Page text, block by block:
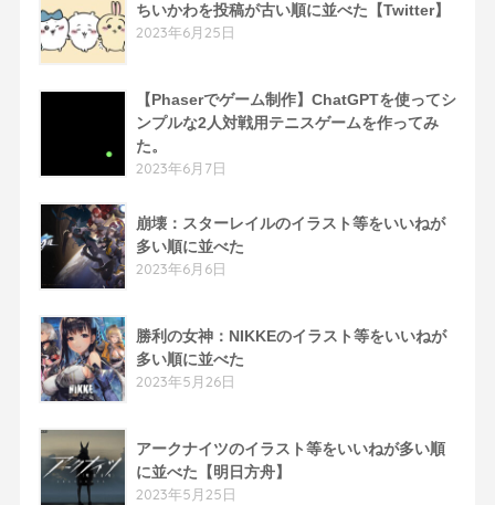
ちいかわを投稿が古い順に並べた【Twitter】
2023年6月25日
【Phaserでゲーム制作】ChatGPTを使ってシ
ンプルな2人対戦用テニスゲームを作ってみ
た。
2023年6月7日
崩壊：スターレイルのイラスト等をいいねが
多い順に並べた
2023年6月6日
勝利の女神：NIKKEのイラスト等をいいねが
多い順に並べた
2023年5月26日
アークナイツのイラスト等をいいねが多い順
に並べた【明日方舟】
2023年5月25日